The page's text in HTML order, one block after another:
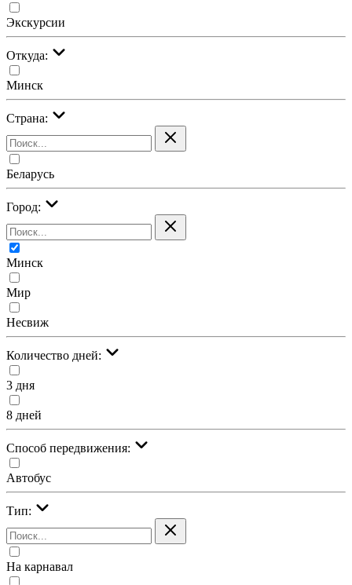
Экскурсии
Откуда:
Минск
Страна:
Беларусь
Город:
Минск
Мир
Несвиж
Количество дней:
3 дня
8 дней
Cпособ передвижения:
Автобус
Тип:
На карнавал